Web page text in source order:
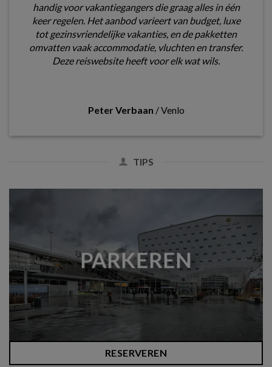
handig voor vakantiegangers die graag alles in één
keer regelen. Het aanbod varieert van budget, luxe
tot gezinsvriendelijke vakanties, en de pakketten
omvatten vaak accommodatie, vluchten en transfer.
Deze reiswebsite heeft voor elk wat wils.
Peter Verbaan /Venlo
TIPS
PARKEREN
RESERVEREN